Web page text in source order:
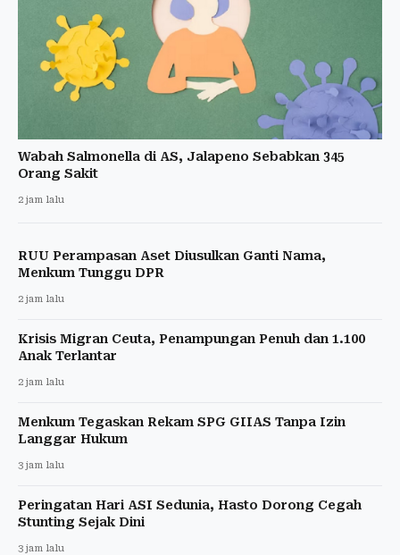
Wabah Salmonella di AS, Jalapeno Sebabkan 345
Orang Sakit
2 jam lalu
RUU Perampasan Aset Diusulkan Ganti Nama,
Menkum Tunggu DPR
2 jam lalu
Krisis Migran Ceuta, Penampungan Penuh dan 1.100
Anak Terlantar
2 jam lalu
Menkum Tegaskan Rekam SPG GIIAS Tanpa Izin
Langgar Hukum
3 jam lalu
Peringatan Hari ASI Sedunia, Hasto Dorong Cegah
Stunting Sejak Dini
3 jam lalu